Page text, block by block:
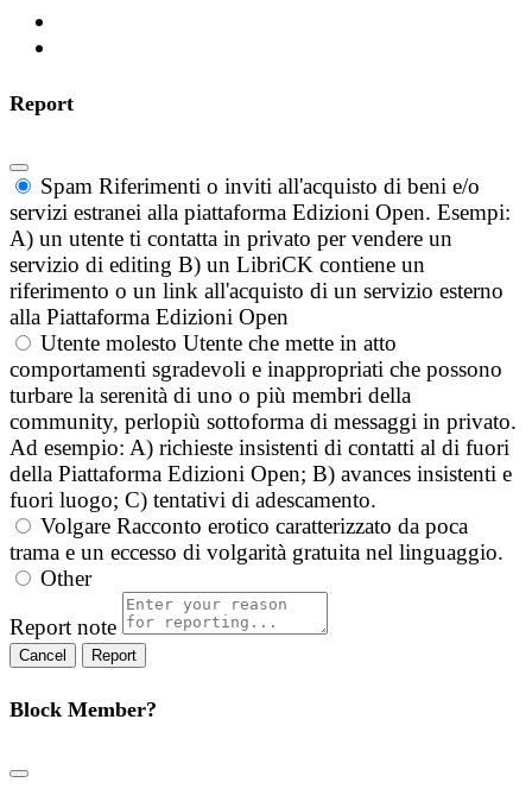
Report
Spam Riferimenti o inviti all'acquisto di beni e/o
servizi estranei alla piattaforma Edizioni Open. Esempi:
A) un utente ti contatta in privato per vendere un
servizio di editing B) un LibriCK contiene un
riferimento o un link all'acquisto di un servizio esterno
alla Piattaforma Edizioni Open
Utente molesto Utente che mette in atto
comportamenti sgradevoli e inappropriati che possono
turbare la serenità di uno o più membri della
community, perlopiù sottoforma di messaggi in privato.
Ad esempio: A) richieste insistenti di contatti al di fuori
della Piattaforma Edizioni Open; B) avances insistenti e
fuori luogo; C) tentativi di adescamento.
Volgare Racconto erotico caratterizzato da poca
trama e un eccesso di volgarità gratuita nel linguaggio.
Other
Report note
Report
Block Member?